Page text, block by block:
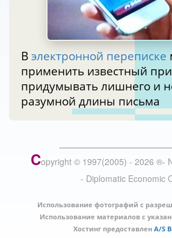
В электронной переписке
применить известный
придумывать лишнего и
разумной длины письма
Copyright © 1997(2005) - 2026 ®-
- Diplomatic Economic
Использование фотографий с
Использование материалов с
Хостинг предоставлен A/S